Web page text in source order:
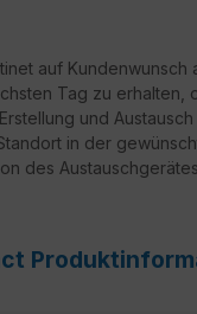
auf
Tag zu erhalten,
und
in der
des